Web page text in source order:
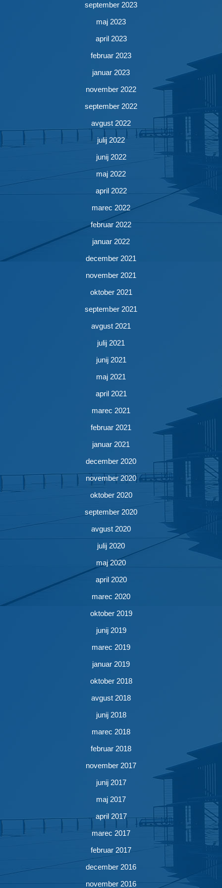
september 2023
maj 2023
april 2023
februar 2023
januar 2023
november 2022
september 2022
avgust 2022
julij 2022
junij 2022
maj 2022
april 2022
marec 2022
februar 2022
januar 2022
december 2021
november 2021
oktober 2021
september 2021
avgust 2021
julij 2021
junij 2021
maj 2021
april 2021
marec 2021
februar 2021
januar 2021
december 2020
november 2020
oktober 2020
september 2020
avgust 2020
julij 2020
maj 2020
april 2020
marec 2020
oktober 2019
junij 2019
marec 2019
januar 2019
oktober 2018
avgust 2018
junij 2018
marec 2018
februar 2018
november 2017
junij 2017
maj 2017
april 2017
marec 2017
februar 2017
december 2016
november 2016